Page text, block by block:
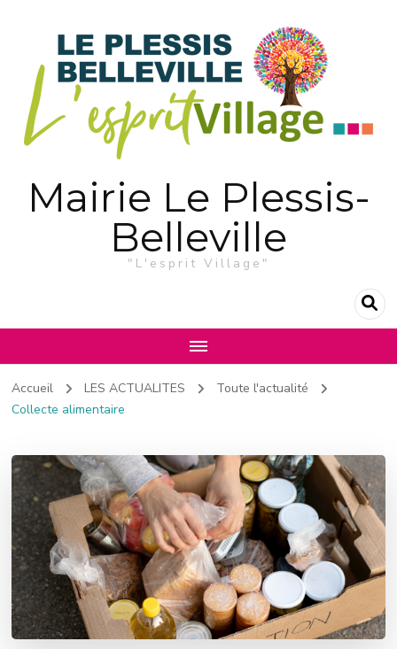
Mairie Le Plessis-
Belleville
"L'esprit Village"
Accueil LES ACTUALITES
Toute l'actualité
Collecte alimentaire